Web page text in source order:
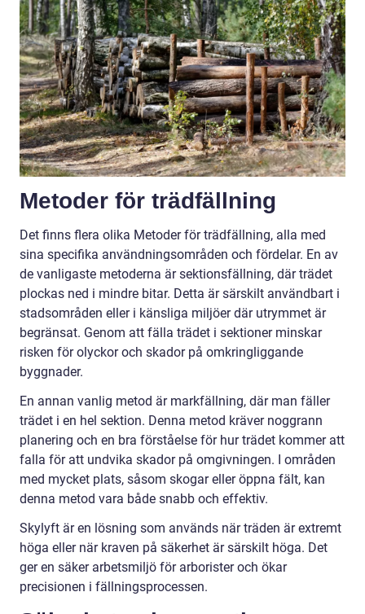
Metoder för trädfällning
Det finns flera olika Metoder för trädfällning, alla med
sina specifika användningsområden och fördelar. En av
de vanligaste metoderna är sektionsfällning, där trädet
plockas ned i mindre bitar. Detta är särskilt användbart i
stadsområden eller i känsliga miljöer där utrymmet är
begränsat. Genom att fälla trädet i sektioner minskar
risken för olyckor och skador på omkringliggande
byggnader.
En annan vanlig metod är markfällning, där man fäller
trädet i en hel sektion. Denna metod kräver noggrann
planering och en bra förståelse för hur trädet kommer att
falla för att undvika skador på omgivningen. I områden
med mycket plats, såsom skogar eller öppna fält, kan
denna metod vara både snabb och effektiv.
Skylyft är en lösning som används när träden är extremt
höga eller när kraven på säkerhet är särskilt höga. Det
ger en säker arbetsmiljö för arborister och ökar
precisionen i fällningsprocessen.